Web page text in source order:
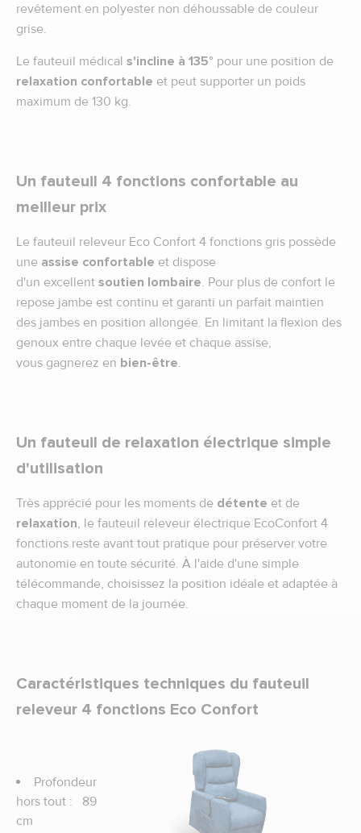
revêtement en polyester non déhoussable de couleur
grise.
Le fauteuil médical s'incline à 135° pour une position de
relaxation confortable et peut supporter un poids
maximum de 130 kg.
Un fauteuil 4 fonctions confortable au
meilleur prix
Le fauteuil releveur Eco Confort 4 fonctions gris possède
une assise confortable et dispose
d'un excellent soutien lombaire. Pour plus de confort le
repose jambe est continu et garanti un parfait maintien
des jambes en position allongée. En limitant la flexion des
genoux entre chaque levée et chaque assise,
vous gagnerez en bien-être.
Un fauteuil de relaxation électrique simple
d'utilisation
Très apprécié pour les moments de détente et de
relaxation, le fauteuil releveur électrique EcoConfort 4
fonctions reste avant tout pratique pour préserver votre
autonomie en toute sécurité. À l'aide d'une simple
télécommande, choisissez la position idéale et adaptée à
chaque moment de la journée.
Caractéristiques techniques du fauteuil
releveur 4 fonctions Eco Confort
Profondeur
hors tout : 89
cm